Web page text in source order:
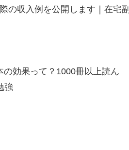
の収入例を公開します｜在宅副
効果って？1000冊以上読ん
強